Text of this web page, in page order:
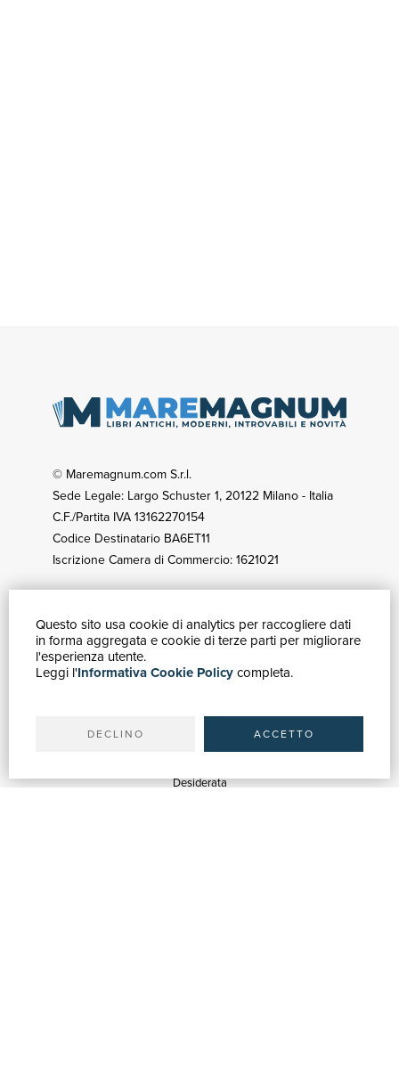
Questo sito usa cookie di analytics per raccogliere dati
in forma aggregata e cookie di terze parti per migliorare
l'esperienza utente.
Leggi l'Informativa Cookie Policycompleta.
DECLINO ACCETTO
© Maremagnum.com S.r.l.
Sede Legale: Largo Schuster 1, 20122 Milano - Italia
C.F./Partita IVA 13162270154
Codice Destinatario BA6ET11
Iscrizione Camera di Commercio: 1621021
GUIDA ACQUISTI
Catalogo
Ricerca avanzata
Spedizioni
Desiderata